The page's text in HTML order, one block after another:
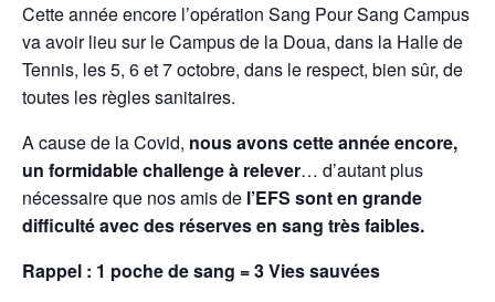
Cette année encore l’opération Sang Pour Sang Campus
va avoir lieu sur le Campus de la Doua, dans la Halle de
Tennis, les 5, 6 et 7 octobre, dans le respect, bien sûr, de
toutes les règles sanitaires.
A cause de la Covid, nous avons cette année encore,
un formidable challenge à relever… d’autant plus
nécessaire que nos amis de l’EFS sont en grande
difficulté avec des réserves en sang très faibles.
Rappel : 1 poche de sang = 3 Vies sauvées